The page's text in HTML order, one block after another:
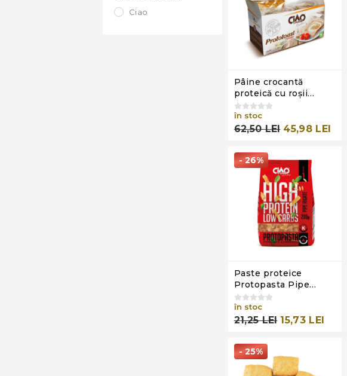
ciao
Pâine crocantă
proteică cu roşii
Prototoast Stage 2,
Ciao Carb, 200g
(4x50g)
în stoc
62,50 LEI 45,98 LEI
- 26%
Paste proteice
Protopasta Pipe
Rigate Stage 1, Ciao
Carb, 200g
în stoc
21,25 LEI 15,73 LEI
- 25%